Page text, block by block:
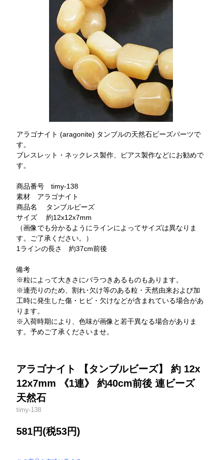
アラゴナイト (aragonite) タンブルの天然石ビーズパーツで
す。
ブレスレット・ネックレス製作、ピアス製作などにお勧めで
す。
商品番号 timy-138
素材 アラゴナイト
商品名 タンブルビーズ
サイズ 約12x12x7mm
（画像でも分かるようにラインによってサイズは異なりま
す。ご了承ください。）
1ラインの長さ 約37cm前後
備考
※粒によって大きさにバラつきあるものもあります。
※連売りのため、割れ･欠け等のある粒・天然由来および加
工時に発生した傷・ヒビ・欠けなどが含まれている場合があ
ります。
※入荷時期により、色味が画像と若干異なる場合がありま
す。予めご了承くださいませ。
アラゴナイト 【タンブルビーズ】 約 12x
12x7mm 《1連》 約40cm前後 連ビーズ
天然石
timy-138
581円(税53円)